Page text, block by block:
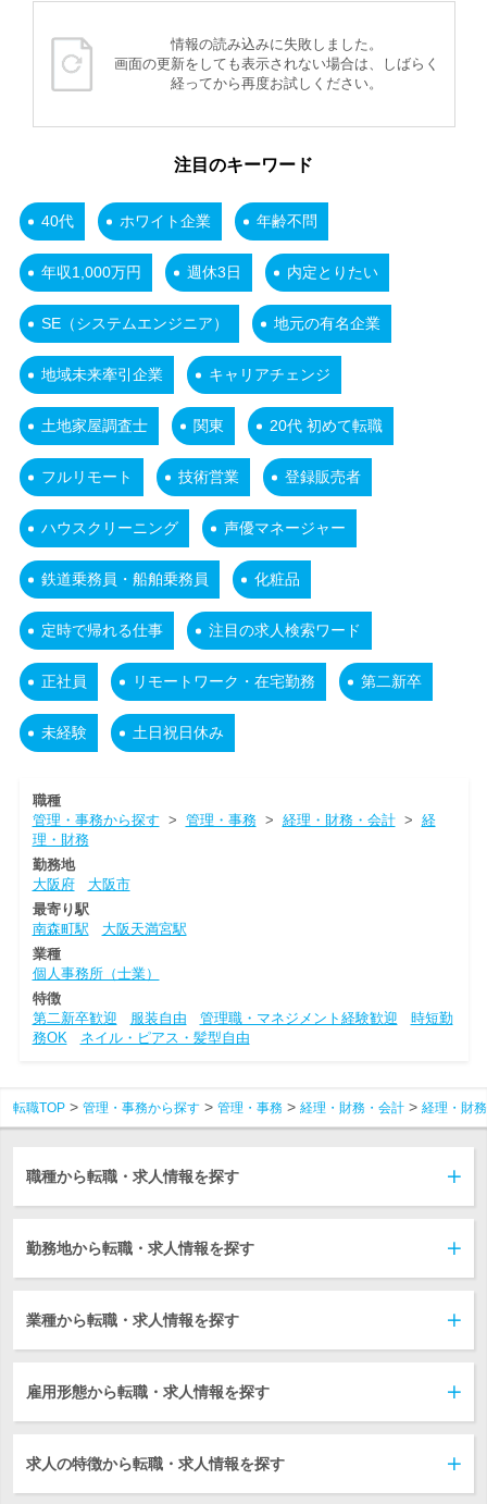
情報の読み込みに失敗しました。
画面の更新をしても表示されない場合は、しばらく
経ってから再度お試しください。
注目のキーワード
40代 ホワイト企業 年齢不問
年収1,000万円 週休3日 内定とりたい
SE（システムエンジニア） 地元の有名企業
地域未来牽引企業 キャリアチェンジ
土地家屋調査士 関東 20代 初めて転職
フルリモート 技術営業 登録販売者
ハウスクリーニング 声優マネージャー
鉄道乗務員・船舶乗務員 化粧品
定時で帰れる仕事 注目の求人検索ワード
正社員 リモートワーク・在宅勤務 第二新卒
未経験 土日祝日休み
職種
管理・事務から探す > 管理・事務> 経理・財務・会計> 経
理・財務
勤務地
大阪府
大阪市
最寄り駅
南森町駅
大阪天満宮駅
業種
個人事務所（士業）
特徴
第二新卒歓迎
服装自由 管理職・マネジメント経験歓迎
時短勤
務OK
ネイル・ピアス・髪型自由
転職TOP 管理・事務から探す 管理・事務 経理・財務・会計 経理・財務
職種から転職・求人情報を探す
勤務地から転職・求人情報を探す
業種から転職・求人情報を探す
雇用形態から転職・求人情報を探す
求人の特徴から転職・求人情報を探す